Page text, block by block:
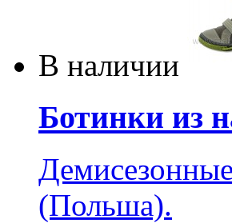
В наличии
Ботинки из
(Польша).